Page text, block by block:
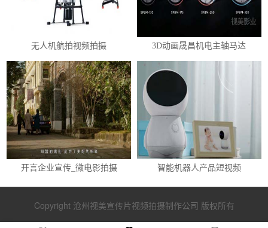
无人机航拍视频拍摄 3D动画晟昌机电主轴马达
开言企业宣传_微电影拍摄 智能机器人产品短视频
Copyright 沧州视美宣传片视频拍摄制作公司 版权所有